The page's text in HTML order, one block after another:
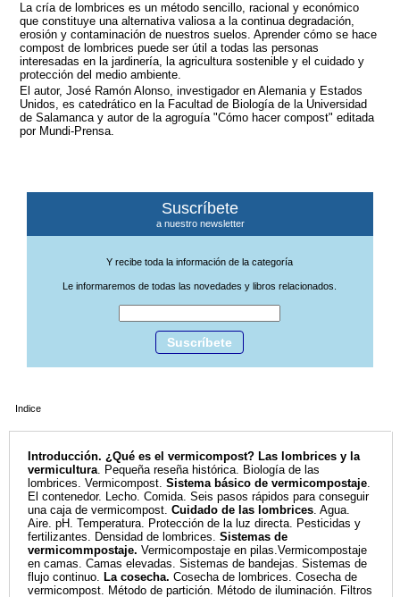
La cría de lombrices es un método sencillo, racional y económico
que constituye una alternativa valiosa a la continua degradación,
erosión y contaminación de nuestros suelos. Aprender cómo se hace
compost de lombrices puede ser útil a todas las personas
interesadas en la jardinería, la agricultura sostenible y el cuidado y
protección del medio ambiente.
El autor, José Ramón Alonso, investigador en Alemania y Estados
Unidos, es catedrático en la Facultad de Biología de la Universidad
de Salamanca y autor de la agroguía "Cómo hacer compost" editada
por Mundi-Prensa.
Suscríbete
a nuestro newsletter
Y recibe toda la información de la categoría
Le informaremos de todas las novedades y libros relacionados.
Suscríbete
Indice
Introducción. ¿Qué es el vermicompost? Las lombrices y la
vermicultura. Pequeña reseña histórica. Biología de las
lombrices. Vermicompost. Sistema básico de vermicompostaje.
El contenedor. Lecho. Comida. Seis pasos rápidos para conseguir
una caja de vermicompost. Cuidado de las lombrices. Agua.
Aire. pH. Temperatura. Protección de la luz directa. Pesticidas y
fertilizantes. Densidad de lombrices. Sistemas de
vermicommpostaje. Vermicompostaje en pilas.Vermicompostaje
en camas. Camas elevadas. Sistemas de bandejas. Sistemas de
flujo continuo. La cosecha. Cosecha de lombrices. Cosecha de
vermicompost. Método de partición. Método de iluminación. Filtros